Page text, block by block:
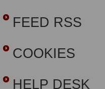
FEED RSS
COOKIES
HELP DESK